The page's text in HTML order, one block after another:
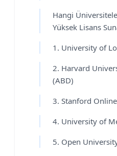
Hangi
Yüksek Lisans
1. University of
2. Harvard
(ABD)
3. Stanford
4. University of
5. Open